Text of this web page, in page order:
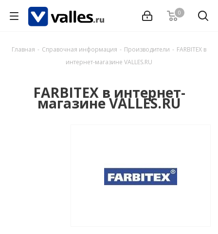
0
Главная - Справочная информация - Производители - FARBITEX в
интернет-магазине VALLES.RU
FARBITEX в интернет-
магазине VALLES.RU